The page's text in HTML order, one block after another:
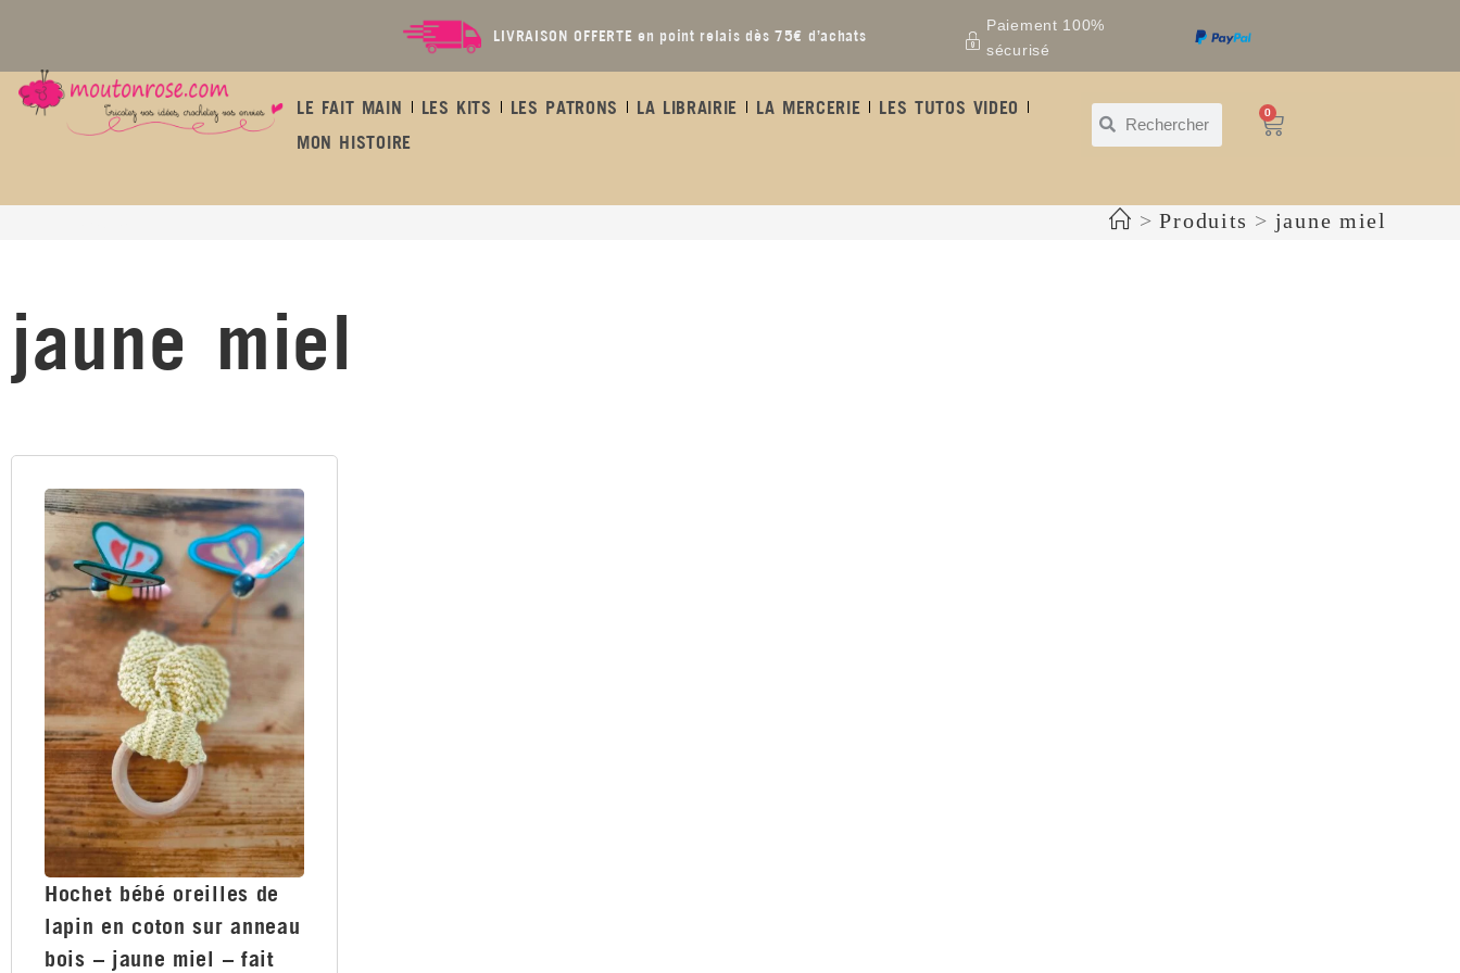
LIVRAISON OFFERTE en point relais dès 75€ d’achats
Paiement 100%
sécurisé
LE FAIT MAIN LES KITS LES PATRONS LA LIBRAIRIE LA MERCERIE
LES TUTOS VIDEO
MON HISTOIRE
0
> Produits > jaune miel
jaune miel
Hochet bébé oreilles de
lapin en coton sur anneau
bois – jaune miel – fait